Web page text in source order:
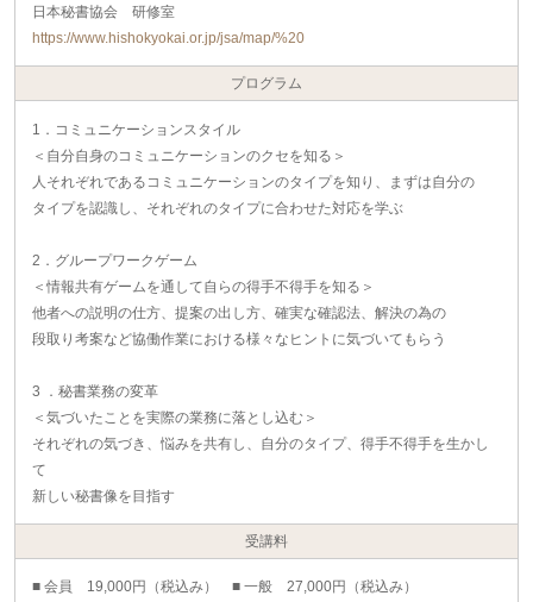
日本秘書協会 研修室
https://www.hishokyokai.or.jp/jsa/map/%20
プログラム
1．コミュニケーションスタイル
＜自分自身のコミュニケーションのクセを知る＞
人それぞれであるコミュニケーションのタイプを知り、まずは自分の
タイプを認識し、それぞれのタイプに合わせた対応を学ぶ
2．グループワークゲーム
＜情報共有ゲームを通して自らの得手不得手を知る＞
他者への説明の仕方、提案の出し方、確実な確認法、解決の為の
段取り考案など協働作業における様々なヒントに気づいてもらう
3 ．秘書業務の変革
＜気づいたことを実際の業務に落とし込む＞
それぞれの気づき、悩みを共有し、自分のタイプ、得手不得手を生かし
て
新しい秘書像を目指す
受講料
■ 会員 19,000円（税込み） ■ 一般 27,000円（税込み）